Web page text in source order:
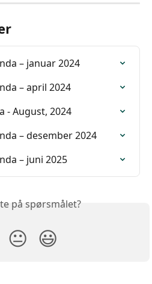
– januar 2024
– april 2024
- August, 2024
– desember 2024
– juni 2025
på spørsmålet?
😐 😃